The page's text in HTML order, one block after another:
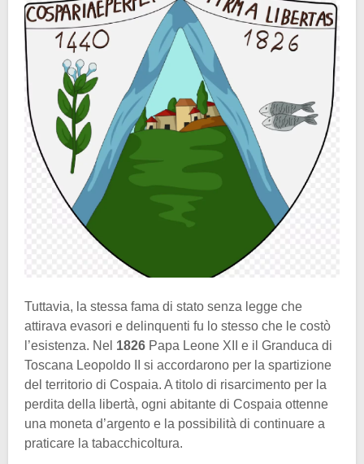
Tuttavia, la stessa fama di stato senza legge che
attirava evasori e delinquenti fu lo stesso che le costò
l’esistenza. Nel 1826 Papa Leone XII e il Granduca di
Toscana Leopoldo II si accordarono per la spartizione
del territorio di Cospaia. A titolo di risarcimento per la
perdita della libertà, ogni abitante di Cospaia ottenne
una moneta d’argento e la possibilità di continuare a
praticare la tabacchicoltura.